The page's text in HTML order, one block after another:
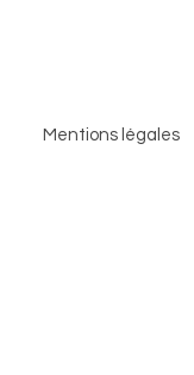
Mentions légales